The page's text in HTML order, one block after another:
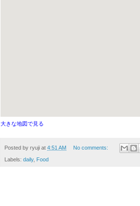
大きな地図で見る
Posted by ryuji at 4:51 AM No comments:
Labels: daily, Food